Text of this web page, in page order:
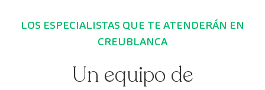
LOS ESPECIALISTAS QUE TE ATENDERÁN EN
CREUBLANCA
Un equipo de